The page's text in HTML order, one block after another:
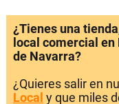
¿Tienes una
local comercial
de Navarra?
¿Quieres salir en
Local y que miles